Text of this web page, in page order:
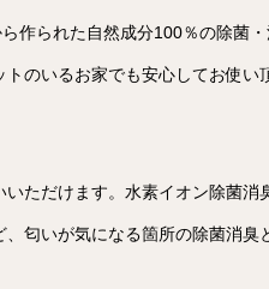
られた自然成分100％の除菌・
のいるお家でも安心してお使い
ただけます。水素イオン除菌
匂いが気になる箇所の除菌消臭